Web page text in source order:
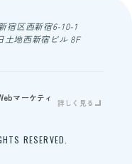
宿区西新宿6-10-1
土地西新宿ビル 8F
マーケティ
詳しく見る
RESERVED.